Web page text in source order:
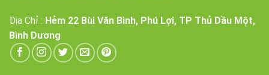
Địa Chỉ : Hẻm 22 Bùi Văn Bình, Phú Lợi, TP Thủ Dầu Một,
Bình Dương